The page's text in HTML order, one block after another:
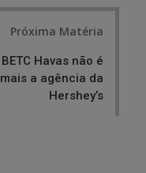
Próxima Matéria
BETC Havas não é
mais a agência da
Hershey’s